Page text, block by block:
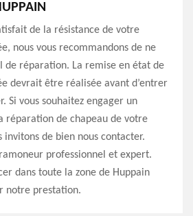
de la résistance de votre
nous vous recommandons de ne
de réparation. La remise en état de
devrait être réalisée avant d’entrer
Si vous souhaitez engager un
réparation de chapeau de votre
invitons de bien nous contacter.
ramoneur professionnel et expert.
dans toute la zone de Huppain
notre prestation.